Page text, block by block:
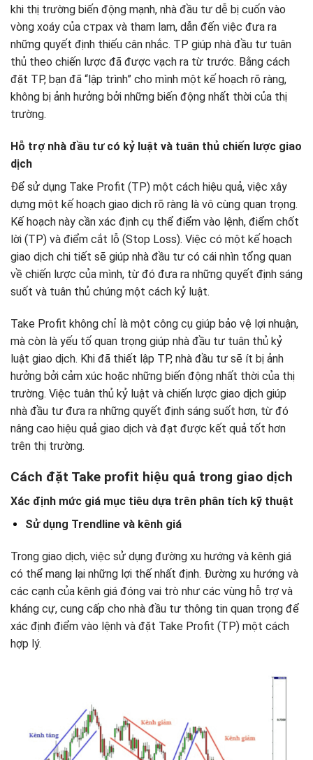
khi thị trường biến động mạnh, nhà đầu tư dễ bị cuốn vào
vòng xoáy của страх và tham lam, dẫn đến việc đưa ra
những quyết định thiếu cân nhắc. TP giúp nhà đầu tư tuân
thủ theo chiến lược đã được vạch ra từ trước. Bằng cách
đặt TP, bạn đã “lập trình” cho mình một kế hoạch rõ ràng,
không bị ảnh hưởng bởi những biến động nhất thời của thị
trường.
Hỗ trợ nhà đầu tư có kỷ luật và tuân thủ chiến lược giao
dịch
Để sử dụng Take Profit (TP) một cách hiệu quả, việc xây
dựng một kế hoạch giao dịch rõ ràng là vô cùng quan trọng.
Kế hoạch này cần xác định cụ thể điểm vào lệnh, điểm chốt
lời (TP) và điểm cắt lỗ (Stop Loss). Việc có một kế hoạch
giao dịch chi tiết sẽ giúp nhà đầu tư có cái nhìn tổng quan
về chiến lược của mình, từ đó đưa ra những quyết định sáng
suốt và tuân thủ chúng một cách kỷ luật.
Take Profit không chỉ là một công cụ giúp bảo vệ lợi nhuận,
mà còn là yếu tố quan trọng giúp nhà đầu tư tuân thủ kỷ
luật giao dịch. Khi đã thiết lập TP, nhà đầu tư sẽ ít bị ảnh
hưởng bởi cảm xúc hoặc những biến động nhất thời của thị
trường. Việc tuân thủ kỷ luật và chiến lược giao dịch giúp
nhà đầu tư đưa ra những quyết định sáng suốt hơn, từ đó
nâng cao hiệu quả giao dịch và đạt được kết quả tốt hơn
trên thị trường.
Cách đặt Take profit hiệu quả trong giao dịch
Xác định mức giá mục tiêu dựa trên phân tích kỹ thuật
Sử dụng Trendline và kênh giá
Trong giao dịch, việc sử dụng đường xu hướng và kênh giá
có thể mang lại những lợi thế nhất định. Đường xu hướng và
các cạnh của kênh giá đóng vai trò như các vùng hỗ trợ và
kháng cự, cung cấp cho nhà đầu tư thông tin quan trọng để
xác định điểm vào lệnh và đặt Take Profit (TP) một cách
hợp lý.